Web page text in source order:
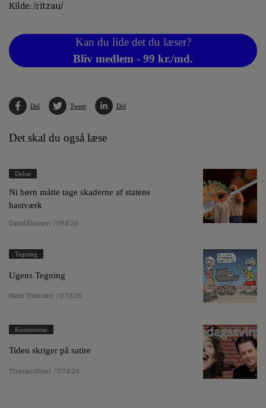
Kilde: /ritzau/
Kan du lide det du læser?
Bliv medlem - 99 kr./md.
Del Tweet Del
Det skal du også læse
Debat
Ni børn måtte tage skaderne af statens
hastværk
David Klausen / 09.8.26
Tegning
Ugens Tegning
Niels Thomsen / 07.8.26
Kommentar
Tiden skriger på satire
Thomas Wivel / 07.8.26